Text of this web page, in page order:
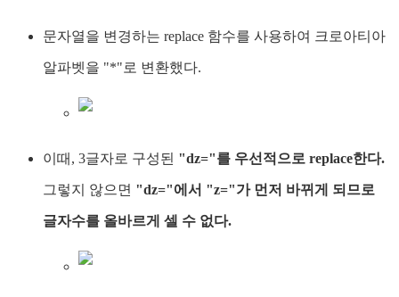
문자열을 변경하는 replace 함수를 사용하여 크로아티아
알파벳을 "*"로 변환했다.
이때, 3글자로 구성된 "dz="를 우선적으로 replace한다.
그렇지 않으면 "dz="에서 "z="가 먼저 바뀌게 되므로
글자수를 올바르게 셀 수 없다.